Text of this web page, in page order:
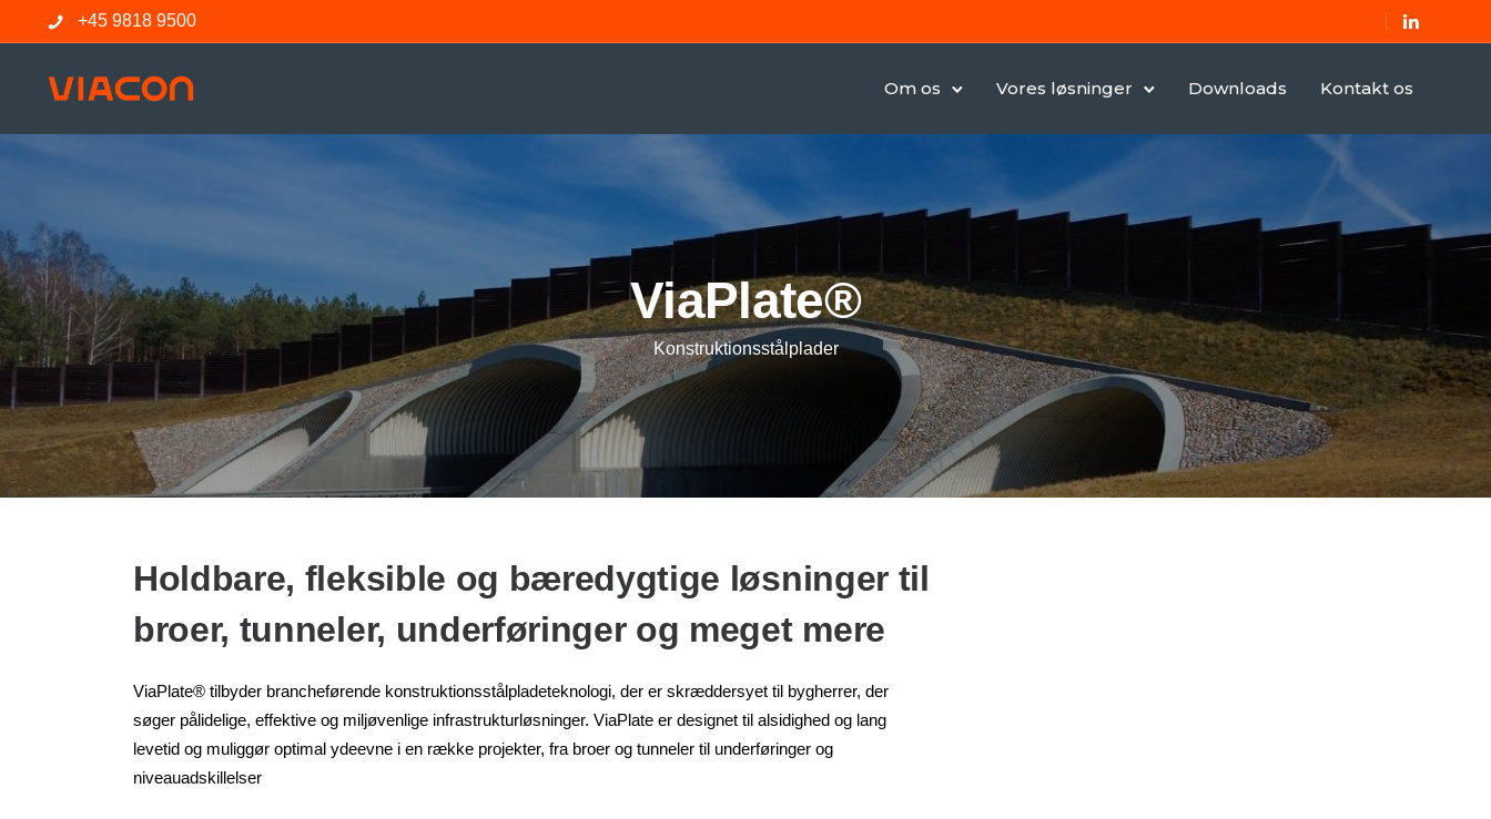
+45 9818 9500
Om os Vores løsninger Downloads Kontakt os
ViaPlate®
Konstruktionsstålplader
Holdbare, fleksible og bæredygtige løsninger til
broer, tunneler, underføringer og meget mere
ViaPlate® tilbyder brancheførende konstruktionsstålpladeteknologi, der er skræddersyet til bygherrer, der
søger pålidelige, effektive og miljøvenlige infrastrukturløsninger. ViaPlate er designet til alsidighed og lang
levetid og muliggør optimal ydeevne i en række projekter, fra broer og tunneler til underføringer og
niveauadskillelser